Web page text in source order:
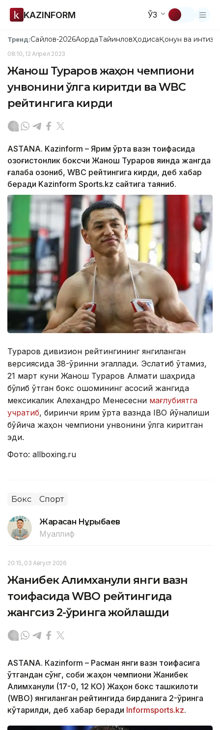
KAZINFORM ЎЗ
Тренд:Сайлов-2026АқордаТайинловҲодисаҚонун ва
08:10, 12 Апрел 2023
Жанқош Тураров жаҳон чемпиони
унвонини қўлга киритди ва WBC
рейтингига кирди
ASTANA. Kazinform – Ярим ўрта вазн тоифасида
қозоғистонлик боксчи Жанқош Тураров яқинда жангда
ғалаба қозониб, WBC рейтингига кирди, деб хабар
беради Kazinform Sports.kz сайтига таяниб.
Тураров дивизион рейтингининг янгиланган
версиясида 38-ўринни эгаллади. Эслатиб ўтамиз,
21 март куни Жанқош Тураров Алмати шаҳрида
бўлиб ўтган бокс оқшомининг асосий жангида
мексикалик Алехандро Менесесни мағлубиятга
учратиб, биринчи ярим ўрта вазнда IBO йўналиши
бўйича жаҳон чемпиони унвонини қўлга киритган
эди.
Фото: allboxing.ru
Бокс Спорт
Жарасқан Нұрыбаев
Муаллиф
20:15, 03 Август 2026
Жанибек Алимханули янги вазн
тоифасида WBO рейтингида
жангсиз 2-ўринга жойлашди
ASTANА. Кazinform – Расман янги вазн тоифасига
ўтгандан сўнг, собиқ жаҳон чемпиони Жанибек
Алимханули (17-0, 12 КО) Жаҳон бокс ташкилоти
(WBО) янгиланган рейтингида бирданига 2-ўринга
кўтарилди, деб хабар беради Informsports.kz.